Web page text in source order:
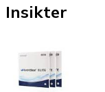
Insikter